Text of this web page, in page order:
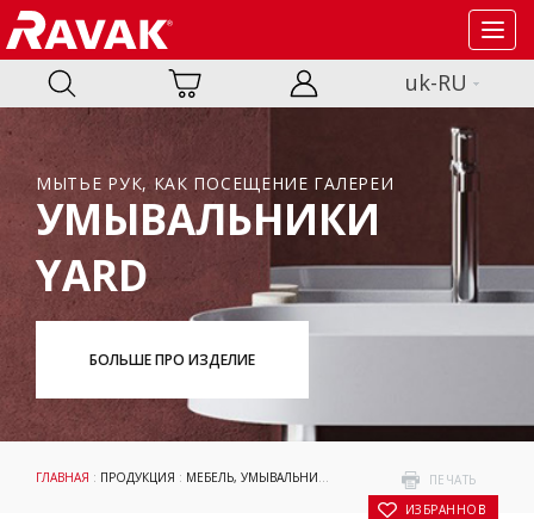
uk-RU
МЫТЬЕ РУК, КАК ПОСЕЩЕНИЕ ГАЛЕРЕИ
УМЫВАЛЬНИКИ
YARD
БОЛЬШЕ ПРО ИЗДЕЛИЕ
ПЕЧАТЬ
В ИЗБРАННОЕ
ГЛАВНАЯ : ПРОДУКЦИЯ : МЕБЕЛЬ, УМЫВАЛЬНИКИ И WC УМЫВАЛЬНИКИ